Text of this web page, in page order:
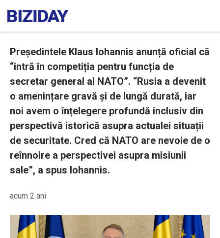
Președintele Klaus Iohannis anunță oficial că
“intră în competiția pentru funcția de
secretar general al NATO”. “Rusia a devenit
o amenințare gravă și de lungă durată, iar
noi avem o înțelegere profundă inclusiv din
perspectivă istorică asupra actualei situații
de securitate. Cred că NATO are nevoie de o
reînnoire a perspectivei asupra misiunii
sale”, a spus Iohannis.
acum 2 ani